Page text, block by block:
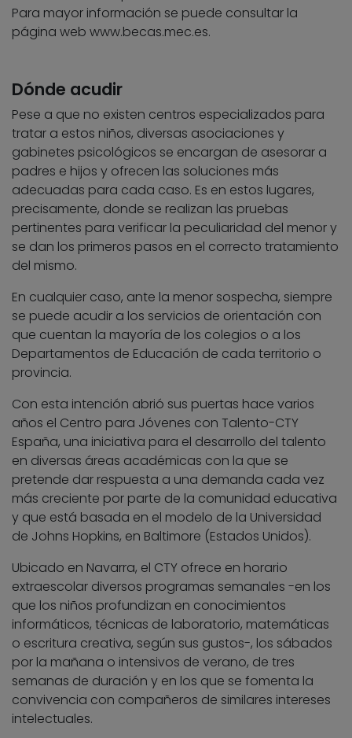
Para mayor información se puede consultar la
página web www.becas.mec.es.
Dónde acudir
Pese a que no existen centros especializados para
tratar a estos niños, diversas asociaciones y
gabinetes psicológicos se encargan de asesorar a
padres e hijos y ofrecen las soluciones más
adecuadas para cada caso. Es en estos lugares,
precisamente, donde se realizan las pruebas
pertinentes para verificar la peculiaridad del menor y
se dan los primeros pasos en el correcto tratamiento
del mismo.
En cualquier caso, ante la menor sospecha, siempre
se puede acudir a los servicios de orientación con
que cuentan la mayoría de los colegios o a los
Departamentos de Educación de cada territorio o
provincia.
Con esta intención abrió sus puertas hace varios
años el Centro para Jóvenes con Talento-CTY
España, una iniciativa para el desarrollo del talento
en diversas áreas académicas con la que se
pretende dar respuesta a una demanda cada vez
más creciente por parte de la comunidad educativa
y que está basada en el modelo de la Universidad
de Johns Hopkins, en Baltimore (Estados Unidos).
Ubicado en Navarra, el CTY ofrece en horario
extraescolar diversos programas semanales -en los
que los niños profundizan en conocimientos
informáticos, técnicas de laboratorio, matemáticas
o escritura creativa, según sus gustos-, los sábados
por la mañana o intensivos de verano, de tres
semanas de duración y en los que se fomenta la
convivencia con compañeros de similares intereses
intelectuales.